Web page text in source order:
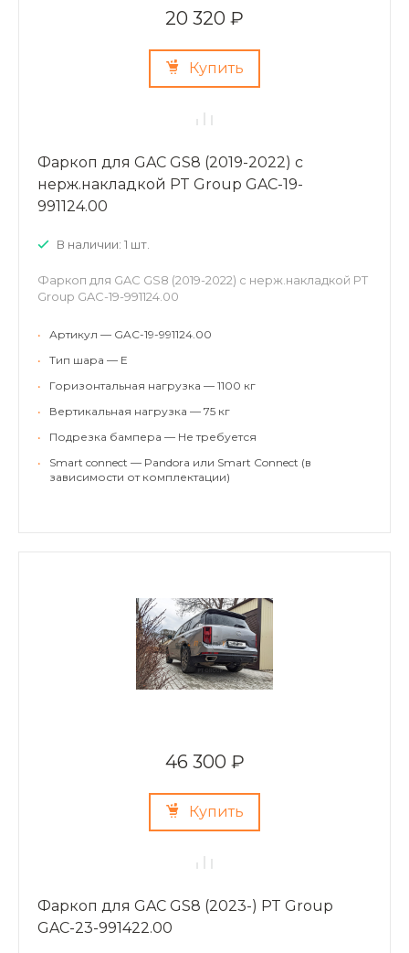
20 320 ₽
Купить
Фаркоп для GAC GS8 (2019-2022) с
нерж.накладкой PT Group GAC-19-
991124.00
В наличии: 1 шт.
Фаркоп для GAC GS8 (2019-2022) с нерж.накладкой PT
Group GAC-19-991124.00
•
Артикул — GAC-19-991124.00
•
Тип шара — E
•
Горизонтальная нагрузка — 1100 кг
•
Вертикальная нагрузка — 75 кг
•
Подрезка бампера — Не требуется
•
Smart connect — Pandora или Smart Connect (в
зависимости от комплектации)
46 300 ₽
Купить
Фаркоп для GAC GS8 (2023-) PT Group
GAC-23-991422.00